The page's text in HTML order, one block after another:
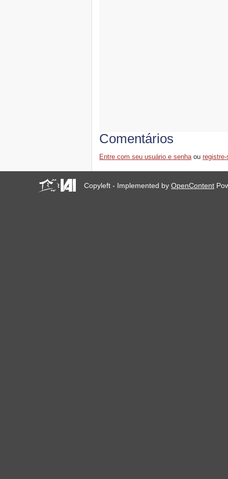
Comentários
Entre com seu usuário e senha ou
Copyleft - Implemented byOpenContent